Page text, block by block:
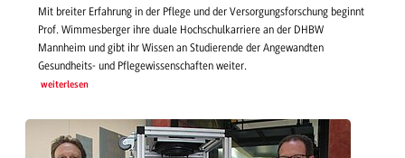
Mit breiter Erfahrung in der Pflege und der Versorgungsforschung beginnt
Prof. Wimmesberger ihre duale Hochschulkarriere an der DHBW
Mannheim und gibt ihr Wissen an Studierende der Angewandten
Gesundheits- und Pflegewissenschaften weiter.
weiterlesen